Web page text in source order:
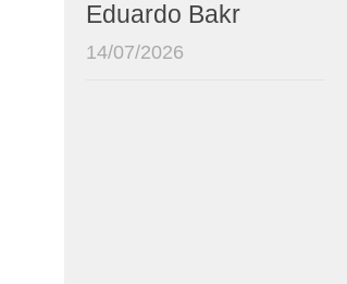
Eduardo Bakr
14/07/2026